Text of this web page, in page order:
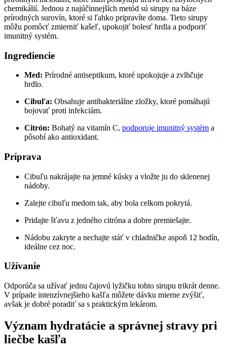
chemikálií. Jednou z najúčinnejších metód sú sirupy na báze⁣
prírodných surovín, ktoré si ľahko pripravíte doma. Tieto sirupy
⁣môžu⁣ pomôcť zmierniť kašeľ,⁤ upokojiť bolesť hrdla a podporiť
imunitný‍ systém.
Ingrediencie
Med: Prírodné‍ antiseptikum, ktoré upokojuje ​a zvlhčuje‌
hrdlo.
Cibuľa: Obsahuje antibakteriálne zložky, ktoré pomáhajú
bojovať proti ⁢infekciám.
Citrón: Bohatý na vitamín C, podporuje imunitný systém a
pôsobí ako ⁢antioxidant.
Príprava
Cibuľu ⁣nakrájajte na jemné kúsky ⁣a vložte ‌ju ‍do sklenenej
nádoby.
Zalejte cibuľu ⁤medom tak, aby bola celkom pokrytá.
Pridajte‍ šťavu z jedného citróna⁣ a dobre premiešajte.
Nádobu zakryte a nechajte stáť v chladničke aspoň 12 hodín,
ideálne cez ⁢noc.
Užívanie
Odporúča sa užívať⁢ jednu čajovú⁢ lyžičku tohto⁤ sirupu trikrát denne.
V prípade⁢ intenzívnejšieho kašľa môžete dávku mierne zvýšiť,
avšak‌ je dobré poradiť sa s praktickým‌ lekárom.
Význam hydratácie a správnej ‌stravy pri
⁣liečbe kašľa